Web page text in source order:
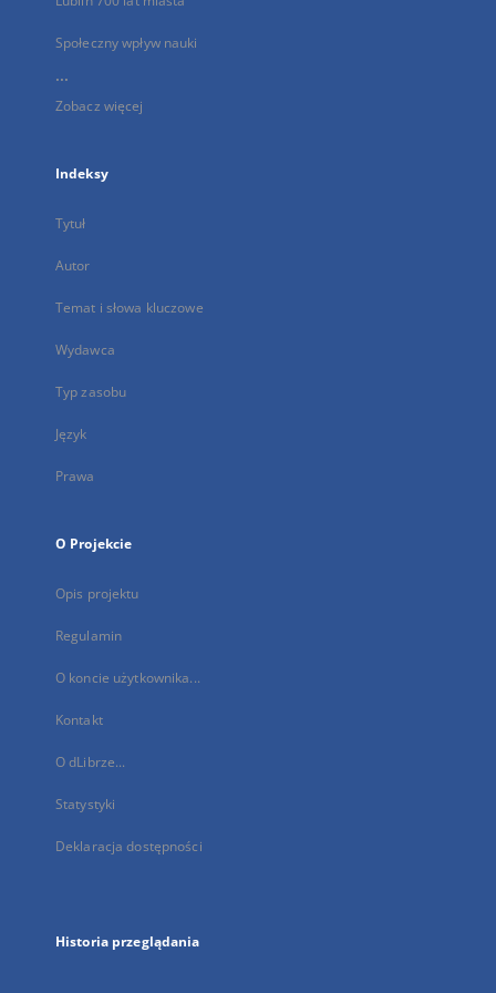
Społeczny wpływ nauki
...
Zobacz więcej
Indeksy
Tytuł
Autor
Temat i słowa kluczowe
Wydawca
Typ zasobu
Język
Prawa
O Projekcie
Opis projektu
Regulamin
O koncie użytkownika...
Kontakt
O dLibrze...
Statystyki
Deklaracja dostępności
Historia przeglądania